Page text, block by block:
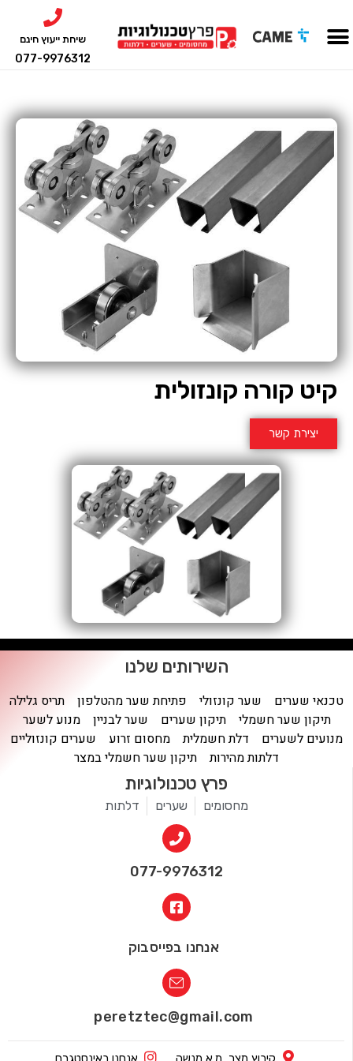
שיחת ייעוץ חינם
077-9976312
קיט קורה קונזולית
יצירת קשר
השירותים שלנו
טכנאי שערים שער קונזולי פתיחת שער מהטלפון
תריס גלילה
תיקון שער חשמלי
תיקון שערים שער לבניין
מנוע לשער
מנועים לשערים
דלת חשמלית מחסום זרוע
שערים קונזוליים
דלתות מהירות
תיקון שער חשמלי במצר
פרץ טכנולוגיות
מחסומים שערים דלתות
077-9976312
אנחנו בפייסבוק
peretztec@gmail.com